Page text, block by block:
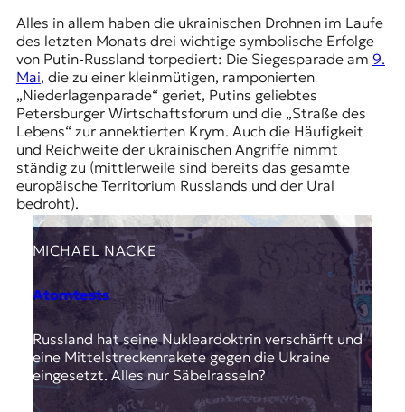
Alles in allem haben die ukrainischen Drohnen im Laufe
des letzten Monats drei wichtige symbolische Erfolge
von Putin-Russland torpediert: Die Siegesparade am 9.
Mai, die zu einer kleinmütigen, ramponierten
„Niederlagenparade“ geriet, Putins geliebtes
Petersburger Wirtschaftsforum und die „Straße des
Lebens“ zur annektierten Krym. Auch die Häufigkeit
und Reichweite der ukrainischen Angriffe nimmt
ständig zu (mittlerweile sind bereits das gesamte
europäische Territorium Russlands und der Ural
bedroht).
MICHAEL NACKE
Atomtests
Russland hat seine Nukleardoktrin verschärft und
eine Mittelstreckenrakete gegen die Ukraine
eingesetzt. Alles nur Säbelrasseln?